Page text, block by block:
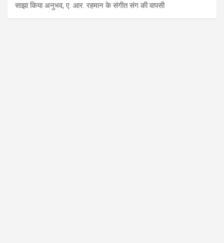
साझा किया अनुभव, ए. आर. रहमान के संगीत संग की वापसी